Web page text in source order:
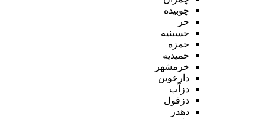
چوبیده
حر
حسینیه
حمزه
حمیدیه
خرمشهر
دارخوین
دزآب
دزفول
دهدز